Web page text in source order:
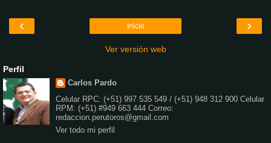
‹ ›
Inicio
Ver versión web
Perfil
Carlos Pardo
Celular RPC: (+51) 997 535 549 / (+51) 948 312 900 Celular
RPM: (+51) #949 663 444 Correo:
redaccion.perutoros@gmail.com
Ver todo mi perfil